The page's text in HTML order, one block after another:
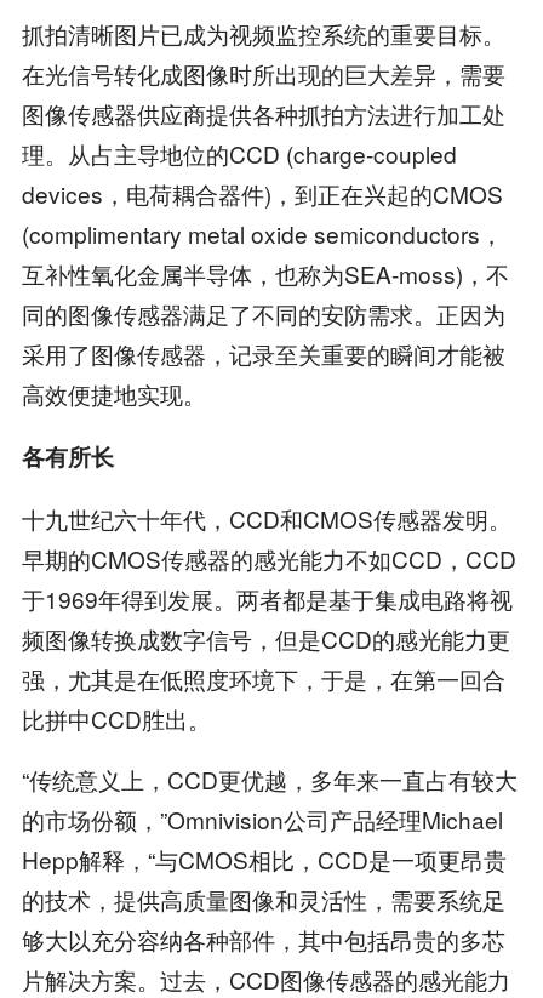
抓拍清晰图片已成为视频监控系统的重要目标。
在光信号转化成图像时所出现的巨大差异，需要
图像传感器供应商提供各种抓拍方法进行加工处
理。从占主导地位的CCD (charge-coupled
devices，电荷耦合器件)，到正在兴起的CMOS
(complimentary metal oxide semiconductors，
互补性氧化金属半导体，也称为SEA-moss)，不
同的图像传感器满足了不同的安防需求。正因为
采用了图像传感器，记录至关重要的瞬间才能被
高效便捷地实现。
各有所长
十九世纪六十年代，CCD和CMOS传感器发明。
早期的CMOS传感器的感光能力不如CCD，CCD
于1969年得到发展。两者都是基于集成电路将视
频图像转换成数字信号，但是CCD的感光能力更
强，尤其是在低照度环境下，于是，在第一回合
比拼中CCD胜出。
“传统意义上，CCD更优越，多年来一直占有较大
的市场份额，”Omnivision公司产品经理Michael
Hepp解释，“与CMOS相比，CCD是一项更昂贵
的技术，提供高质量图像和灵活性，需要系统足
够大以充分容纳各种部件，其中包括昂贵的多芯
片解决方案。过去，CCD图像传感器的感光能力